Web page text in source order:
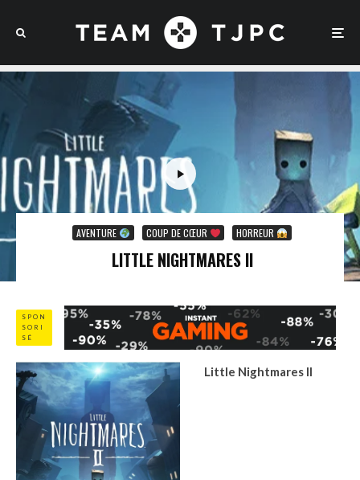
AVENTURE COUP DE CŒUR HORREUR
LITTLE NIGHTMARES II
SPON
SORI
SÉ
Little Nightmares II